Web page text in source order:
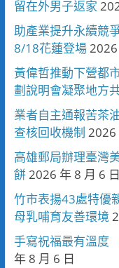
留在外男子返家
助產業提升永續競
8/18花蓮登場2026
黃偉哲推動下營都
劃說明會凝聚地方
業者自主通報苦茶
查核回收機制 2026
高雄郵局辦理臺灣
餅2026 年 8 月 6 日
竹市表揚43處特優
母乳哺育友善環境
手寫祝福最有溫度
年 8 月 6 日